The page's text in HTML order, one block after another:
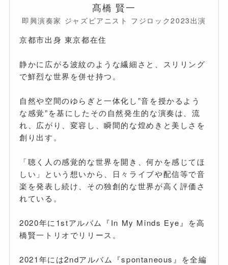
髙橋 賢一
即興演奏家 ジャズピアニスト フジロック2023出演
京都市出身 東京都在住
静かに広がる波紋のような繊細さと、スリリング
で鮮烈な世界を併せ持つ。
自然や空間のゆらぎと一体化し”音を授かるよう
な感覚”を基にしたその自然発生的な演奏は、流
れ、広がり、変容し、瞬間的な煌めきと美しさを
創り出す。
「聴く人の感覚的な世界を開き、何かを感じてほ
しい」という想いから、日々ライブや配信等で音
楽を発表し続け、その独創的な世界が高く評価さ
れている。
2020年に1stアルバム『In My Minds Eye』を高
橋賢一トリオでリリース。
2021年には2ndアルバム『spontaneous』を全編